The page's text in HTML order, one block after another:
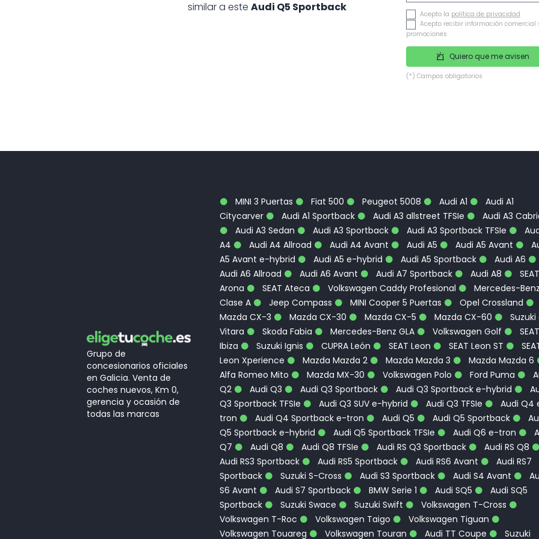
similar a este Audi Q5 Sportback
Acepto la política de privacidad
Acepto recibir información comercial
promociones
Quiero que me avisen
(*) Campos obligatorios
Grupo de
concesionarios oficiales
en Galicia. Venta de
coches nuevos, Km 0,
gerencia y ocasión de
todas las marcas
MINI 3 Puertas Fiat 500 Peugeot 5008 Audi A1
Audi A1
Citycarver
Audi A1 Sportback Audi A3 allstreet TFSIe
Audi A3
Audi A3 Sedan
Audi A3 Sportback Audi A3 Sportback TFSIe
A4
Audi A4 Allroad Audi A4 Avant Audi A5 Audi A5 Avant
A5 Avant e-hybrid
Audi A5 e-hybrid Audi A5 Sportback
Audi A6
Audi A6 Allroad
Audi A6 Avant Audi A7 Sportback Audi A8
SEAT
Arona
SEAT Ateca Volkswagen Caddy Profesional
Mercedes-Benz
Clase A
Jeep Compass MINI Cooper 5 Puertas
Opel Crossland
Mazda CX-3
Mazda CX-30 Mazda CX-5 Mazda CX-60
Suzuki
Vitara
Skoda Fabia Mercedes-Benz GLA Volkswagen Golf
SEAT
Ibiza
Suzuki Ignis CUPRA León SEAT Leon SEAT Leon ST
Leon Xperience
Mazda Mazda 2 Mazda Mazda 3
Mazda Mazda 6
Alfa Romeo Mito
Mazda MX-30 Volkswagen Polo Ford Puma
Q2
Audi Q3 Audi Q3 Sportback Audi Q3 Sportback e-hybrid
Q3 Sportback TFSIe
Audi Q3 SUV e-hybrid Audi Q3 TFSIe
Audi Q4
tron
Audi Q4 Sportback e-tron Audi Q5 Audi Q5 Sportback
Q5 Sportback e-hybrid
Audi Q5 Sportback TFSIe Audi Q6 e-tron
Q7
Audi Q8 Audi Q8 TFSIe Audi RS Q3 Sportback
Audi RS Q8
Audi RS3 Sportback
Audi RS5 Sportback Audi RS6 Avant
Audi RS7
Sportback
Suzuki S-Cross Audi S3 Sportback Audi S4 Avant
S6 Avant
Audi S7 Sportback BMW Serie 1 Audi SQ5
Audi SQ5
Sportback
Suzuki Swace Suzuki Swift
Volkswagen T-Cross
Volkswagen T-Roc
Volkswagen Taigo
Volkswagen Tiguan
Volkswagen Touareg
Volkswagen Touran Audi TT Coupe Suzuki